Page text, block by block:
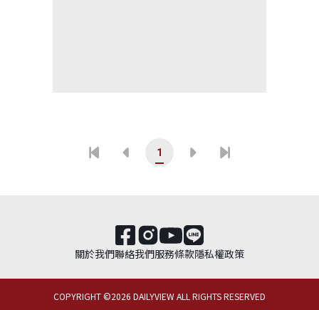
1
關於我們聯絡我們服務條款隱私權政策
COPYRIGHT ©2026 DAILYVIEW ALL RIGHTS RESERVED